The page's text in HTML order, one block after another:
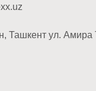
Ташкент ул.